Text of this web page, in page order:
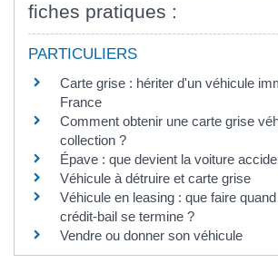
fiches pratiques :
PARTICULIERS
Carte grise : hériter d'un véhicule
France
Comment obtenir une carte grise
collection ?
Épave : que devient la voiture
Véhicule à détruire et carte grise
Véhicule en leasing : que faire
crédit-bail se termine ?
Vendre ou donner son véhicule